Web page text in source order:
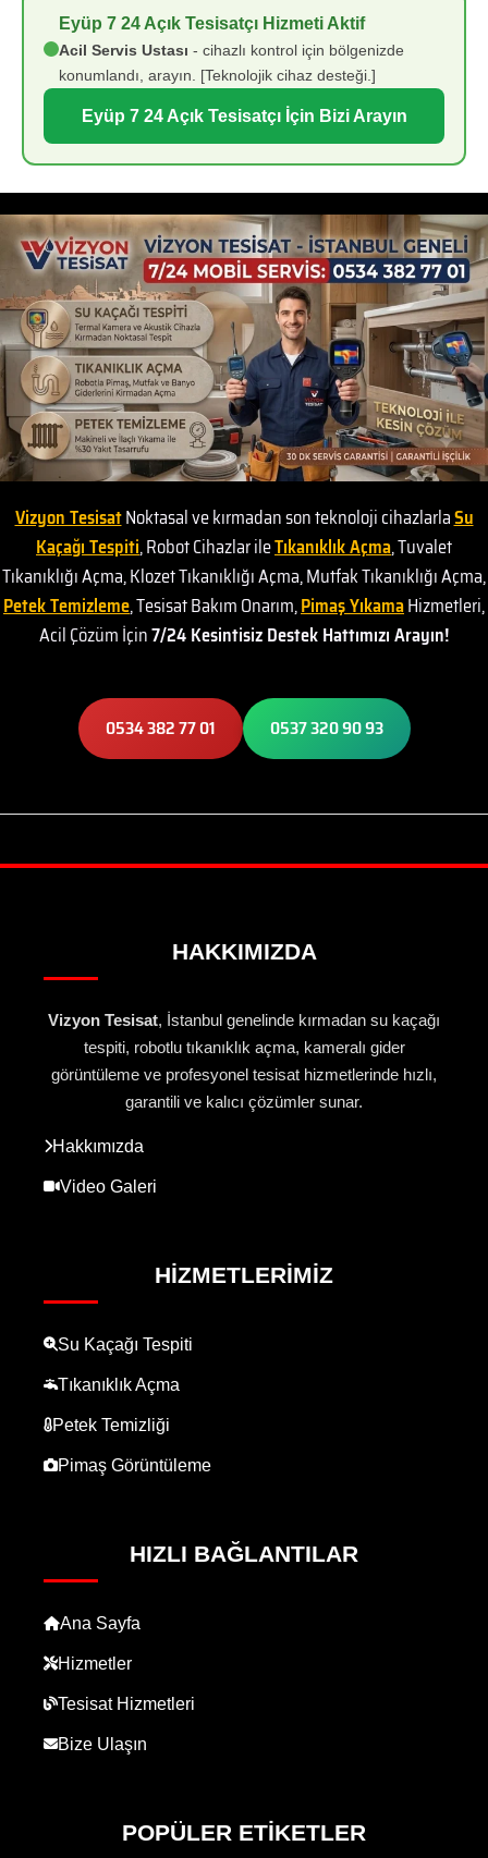
Eyüp 7 24 Açık Tesisatçı Hizmeti Aktif
Acil Servis Ustası - cihazlı kontrol için bölgenizde
konumlandı, arayın. [Teknolojik cihaz desteği.]
Eyüp 7 24 Açık Tesisatçı İçin Bizi Arayın
Vizyon TesisatNoktasal ve kırmadan son teknoloji cihazlarlaSu
Kaçağı Tespiti, Robot Cihazlar ileTıkanıklık Açma, Tuvalet
Tıkanıklığı Açma, Klozet Tıkanıklığı Açma, Mutfak Tıkanıklığı Açma,
Petek Temizleme, Tesisat Bakım Onarım,Pimaş YıkamaHizmetleri,
Acil Çözüm İçin7/24 Kesintisiz Destek Hattımızı Arayın!
0534 382 77 01 0537 320 90 93
HAKKIMIZDA
Vizyon Tesisat, İstanbul genelinde kırmadan su kaçağı
tespiti, robotlu tıkanıklık açma, kameralı gider
görüntüleme ve profesyonel tesisat hizmetlerinde hızlı,
garantili ve kalıcı çözümler sunar.
Hakkımızda
Video Galeri
HIZMETLERIMIZ
Su Kaçağı Tespiti
Tıkanıklık Açma
Petek Temizliği
Pimaş Görüntüleme
HIZLI BAĞLANTILAR
Ana Sayfa
Hizmetler
Tesisat Hizmetleri
Bize Ulaşın
POPÜLER ETIKETLER